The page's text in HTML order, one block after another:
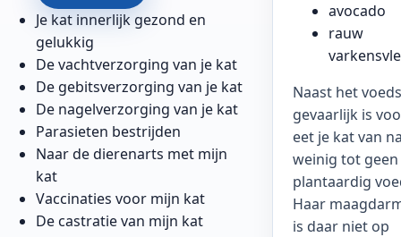
Je kat innerlijk gezond en
gelukkig
De vachtverzorging van je kat
De gebitsverzorging van je kat
De nagelverzorging van je kat
Parasieten bestrijden
Naar de dierenarts met mijn
kat
Vaccinaties voor mijn kat
De castratie van mijn kat
avocado
rauw
Naast het
gevaarlijk is
eet je kat van
weinig tot geen
plantaardig
Haar
is daar niet op